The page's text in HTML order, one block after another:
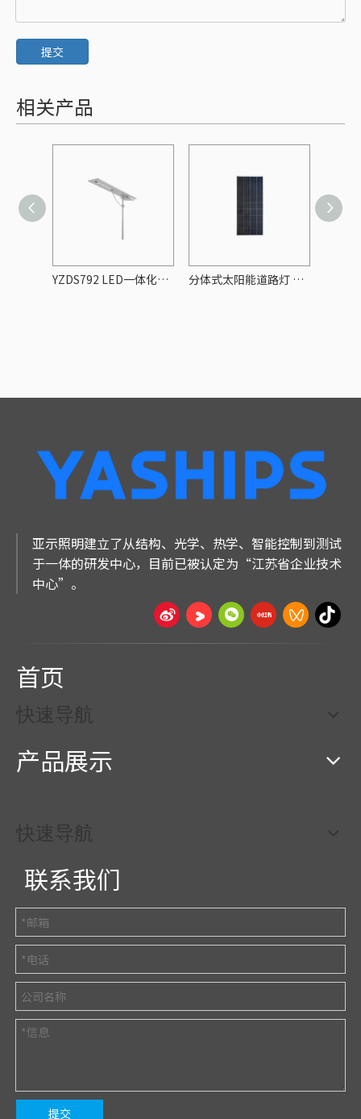
提交
相关产品
YZDS792 LED一体化太阳能路灯 分体式太阳能道路灯 【20W~150W】
亚示照明建立了从结构、光学、热学、智能控制到测试
于一体的研发中心，目前已被认定为“江苏省企业技术
中心”。
首页
快速导航
产品展示
快速导航
联系我们
提交